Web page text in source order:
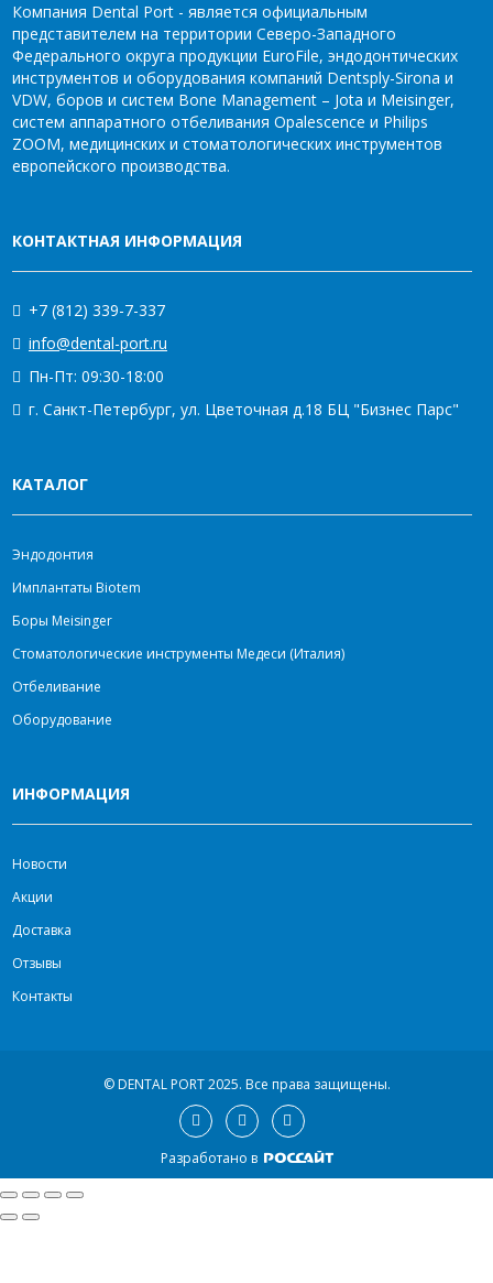
Компания Dental Port - является официальным
представителем на территории Северо-Западного
Федерального округа продукции EuroFile, эндодонтических
инструментов и оборудования компаний Dentsply-Sirona и
VDW, боров и систем Bone Management – Jota и Meisinger,
систем аппаратного отбеливания Opalescence и Philips
ZOOM, медицинских и стоматологических инструментов
европейского производства.
КОНТАКТНАЯ ИНФОРМАЦИЯ
+7 (812) 339-7-337
info@dental-port.ru
Пн-Пт: 09:30-18:00
г. Санкт-Петербург, ул. Цветочная д.18 БЦ "Бизнес Парс"
КАТАЛОГ
Эндодонтия
Имплантаты Biotem
Боры Meisinger
Стоматологические инструменты Медеси (Италия)
Отбеливание
Оборудование
ИНФОРМАЦИЯ
Новости
Акции
Доставка
Отзывы
Контакты
© DENTAL PORT 2025. Все права защищены.
Разработано в